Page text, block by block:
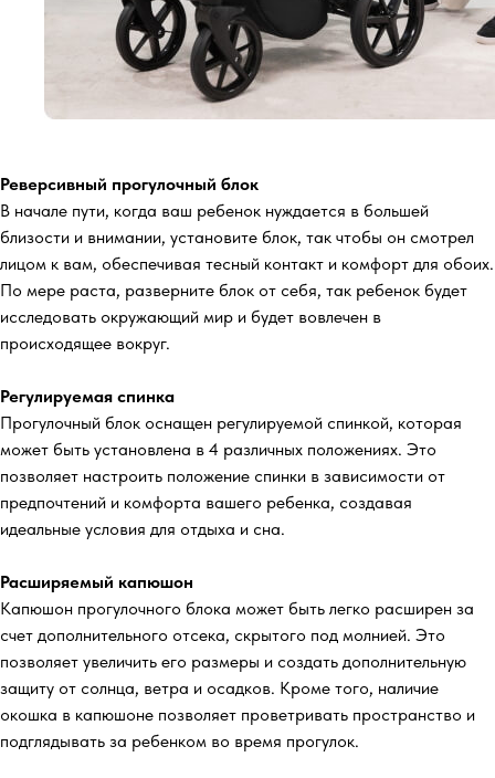
Реверсивный прогулочный блок
В начале пути, когда ваш ребенок нуждается в большей
близости и внимании, установите блок, так чтобы он смотрел
лицом к вам, обеспечивая тесный контакт и комфорт для обоих.
По мере раста, разверните блок от себя, так ребенок будет
исследовать окружающий мир и будет вовлечен в
происходящее вокруг.
Регулируемая спинка
Прогулочный блок оснащен регулируемой спинкой, которая
может быть установлена в 4 различных положениях. Это
позволяет настроить положение спинки в зависимости от
предпочтений и комфорта вашего ребенка, создавая
идеальные условия для отдыха и сна.
Расширяемый капюшон
Капюшон прогулочного блока может быть легко расширен за
счет дополнительного отсека, скрытого под молнией. Это
позволяет увеличить его размеры и создать дополнительную
защиту от солнца, ветра и осадков. Кроме того, наличие
окошка в капюшоне позволяет проветривать пространство и
подглядывать за ребенком во время прогулок.